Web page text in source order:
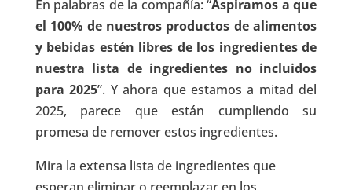
En palabras de la compañía: “Aspiramos a que
el 100% de nuestros productos de alimentos
y bebidas estén libres de los ingredientes de
nuestra lista de ingredientes no incluidos
para 2025”. Y ahora que estamos a mitad del
2025, parece que están cumpliendo su
promesa de remover estos ingredientes.
Mira la extensa lista de ingredientes que